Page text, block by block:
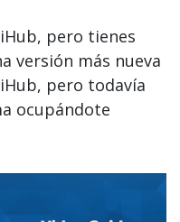
pero tienes
versión más nueva
pero todavía
ocupándote